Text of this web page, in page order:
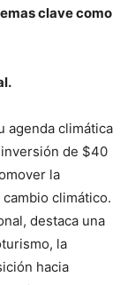
clave como
agenda climática
de $40
la
climático.
destaca una
la
hacia